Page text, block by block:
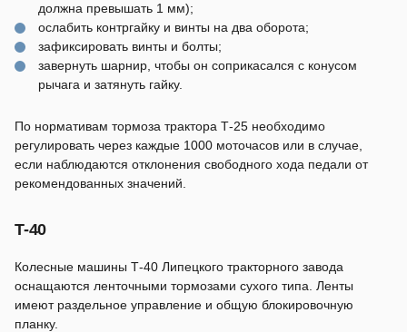
должна превышать 1 мм);
ослабить контргайку и винты на два оборота;
зафиксировать винты и болты;
завернуть шарнир, чтобы он соприкасался с конусом
рычага и затянуть гайку.
По нормативам тормоза трактора Т-25 необходимо
регулировать через каждые 1000 моточасов или в случае,
если наблюдаются отклонения свободного хода педали от
рекомендованных значений.
T-40
Колесные машины Т-40 Липецкого тракторного завода
оснащаются ленточными тормозами сухого типа. Ленты
имеют раздельное управление и общую блокировочную
планку.